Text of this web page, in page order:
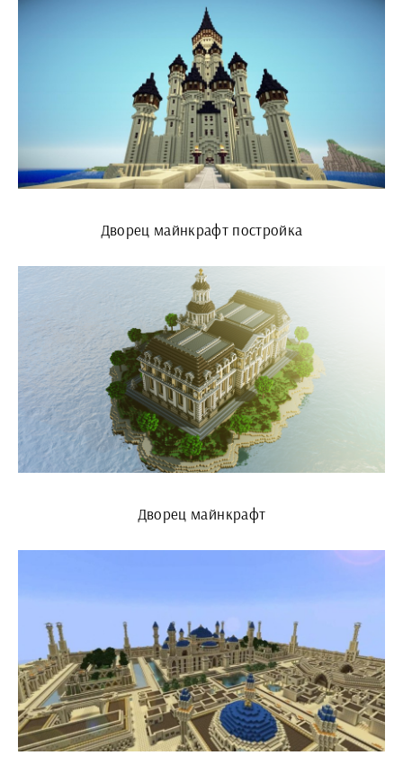
Дворец майнкрафт постройка
Дворец майнкрафт